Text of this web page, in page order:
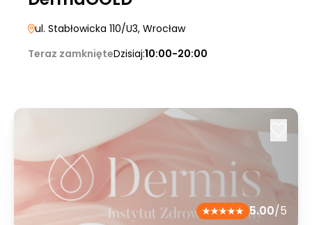
ul. Stabłowicka 110/U3, Wrocław
Teraz zamknięteDzisiaj:10:00-20:00
5.00/5